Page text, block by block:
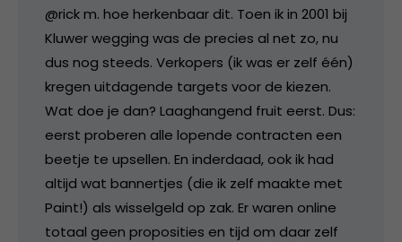
@rick m. hoe herkenbaar dit. Toen ik in 2001 bij
Kluwer wegging was de precies al net zo, nu
dus nog steeds. Verkopers (ik was er zelf één)
kregen uitdagende targets voor de kiezen.
Wat doe je dan? Laaghangend fruit eerst. Dus:
eerst proberen alle lopende contracten een
beetje te upsellen. En inderdaad, ook ik had
altijd wat bannertjes (die ik zelf maakte met
Paint!) als wisselgeld op zak. Er waren online
totaal geen proposities en tijd om daar zelf